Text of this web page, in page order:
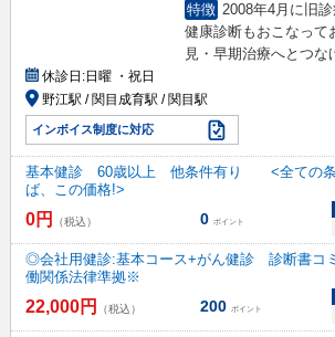
特徴 2008年4月に旧診
健康診断もおこなって
見・早期治療へとつな
休診日:日曜 ・祝日
野江駅 / 関目成育駅 / 関目駅
インボイス制度に対応
基本健診 60歳以上 他条件有り <全ての条
ば、この価格!>
0円 （税込） 0 ポイント
◎会社用健診:基本コース+がん健診 診断書
働関係法律準拠※
22,000円 （税込） 200 ポイント